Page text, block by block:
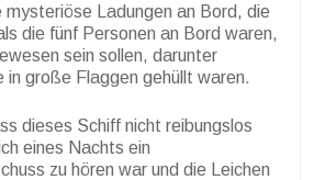
mysteriöse Ladungen an Bord, die
die fünf Personen an Bord waren,
sein sollen, darunter
in große Flaggen gehüllt waren.
dieses Schiff nicht reibungslos
eines Nachts ein
zu hören war und die Leichen